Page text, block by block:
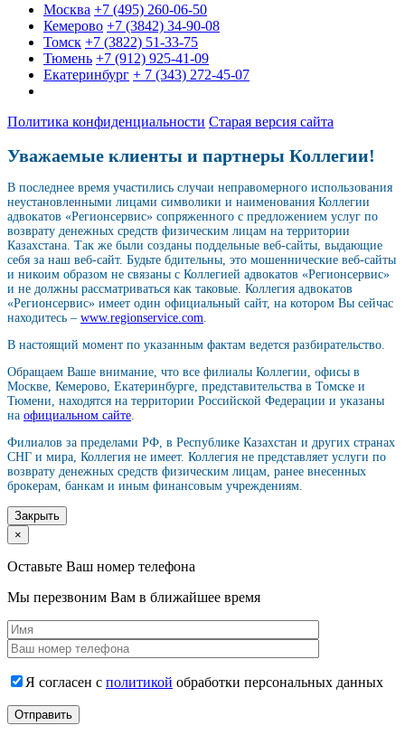
Москва +7 (495) 260-06-50
Кемерово +7 (3842) 34-90-08
Томск +7 (3822) 51-33-75
Тюмень +7 (912) 925-41-09
Екатеринбург + 7 (343) 272-45-07
Политика конфиденциальности Старая версия сайта
Уважаемые клиенты и партнеры Коллегии!
В последнее время участились случаи неправомерного использования
неустановленными лицами символики и наименования Коллегии
адвокатов «Регионсервис» сопряженного с предложением услуг по
возврату денежных средств физическим лицам на территории
Казахстана. Так же были созданы поддельные веб-сайты, выдающие
себя за наш веб-сайт. Будьте бдительны, это мошеннические веб-сайты
и никоим образом не связаны с Коллегией адвокатов «Регионсервис»
и не должны рассматриваться как таковые. Коллегия адвокатов
«Регионсервис» имеет один официальный сайт, на котором Вы сейчас
находитесь – www.regionservice.com
В настоящий момент по указанным фактам ведется разбирательство.
Обращаем Ваше внимание, что все филиалы Коллегии, офисы в
Москве, Кемерово, Екатеринбурге, представительства в Томске и
Тюмени, находятся на территории Российской Федерации и указаны
на официальном сайте
Филиалов за пределами РФ, в Республике Казахстан и других странах
СНГ и мира, Коллегия не имеет. Коллегия не представляет услуги по
возврату денежных средств физическим лицам, ранее внесенных
брокерам, банкам и иным финансовым учреждениям.
Закрыть
×
Оставьте Ваш номер телефона
Мы перезвоним Вам в ближайшее время
Я согласен с политикой обработки персональных данных